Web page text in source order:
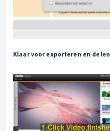
Klaar voor exporteren en delen